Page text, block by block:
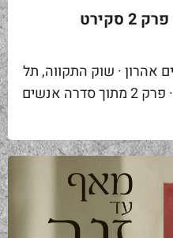
אנציקלופדיית הנתחים · פרק 2 סקירט
אהרון · שוק התקווה, תל
אביב אנציקלופדיית הנתחים · פרק 2 מתוך סדרה אנשים
שאלה ראשונה...